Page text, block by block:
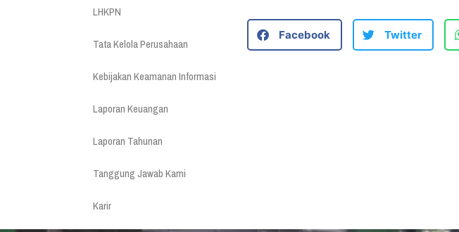
LHKPN
Tata Kelola Perusahaan
Kebijakan Keamanan Informasi
Laporan Keuangan
Laporan Tahunan
Tanggung Jawab Kami
Karir
Facebook Twitter